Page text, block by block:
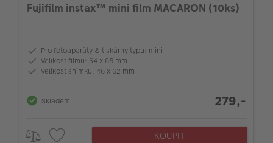
Fujifilm instax™ mini film MACARON (10ks)
Pro fotoaparáty & tiskárny typu: mini
Velikost filmu: 54 x 86 mm
Velikost snímku: 46 x 62 mm
Skladem 279,-
KOUPIT